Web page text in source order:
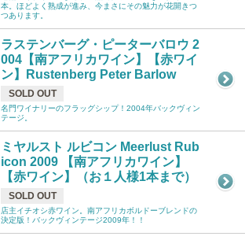
本。ほどよく熟成が進み、今まさにその魅力が花開きつ
つあります。
ラステンバーグ・ピーターバロウ 2
004【南アフリカワイン】【赤ワイ
ン】Rustenberg Peter Barlow
SOLD OUT
名門ワイナリーのフラッグシップ！2004年バックヴィン
テージ。
ミヤルスト ルビコン Meerlust Rub
icon 2009 【南アフリカワイン】
【赤ワイン】（お１人様1本まで）
SOLD OUT
店主イチオシ赤ワイン。南アフリカボルドーブレンドの
決定版！バックヴィンテージ2009年！！